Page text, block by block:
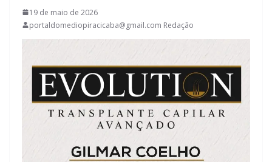
19 de maio de 2026
portaldomediopiracicaba@gmail.com Redação